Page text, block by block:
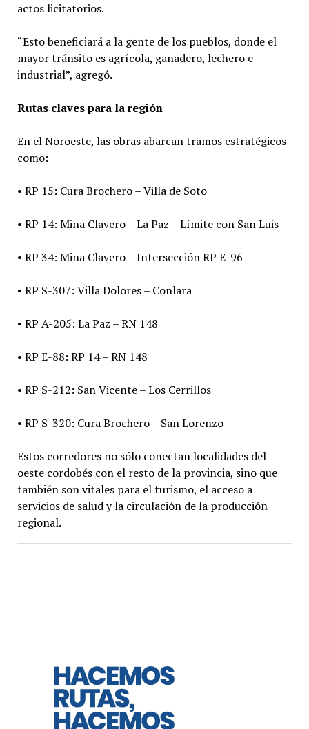
actos licitatorios.
“Esto beneficiará a la gente de los pueblos, donde el
mayor tránsito es agrícola, ganadero, lechero e
industrial”, agregó.
Rutas claves para la región
En el Noroeste, las obras abarcan tramos estratégicos
como:
• RP 15: Cura Brochero – Villa de Soto
• RP 14: Mina Clavero – La Paz – Límite con San Luis
• RP 34: Mina Clavero – Intersección RP E-96
• RP S-307: Villa Dolores – Conlara
• RP A-205: La Paz – RN 148
• RP E-88: RP 14 – RN 148
• RP S-212: San Vicente – Los Cerrillos
• RP S-320: Cura Brochero – San Lorenzo
Estos corredores no sólo conectan localidades del
oeste cordobés con el resto de la provincia, sino que
también son vitales para el turismo, el acceso a
servicios de salud y la circulación de la producción
regional.